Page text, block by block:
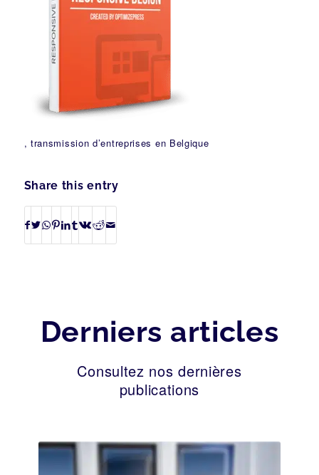
, transmission d’entreprises en Belgique
Share this entry
Derniers articles
Consultez nos dernières
publications